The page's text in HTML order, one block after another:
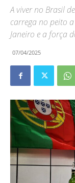
A viver no Brasil
carrega no peito
Janeiro e a força
07/04/2025